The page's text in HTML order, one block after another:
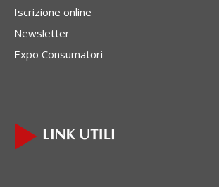
Iscrizione online
Newsletter
Expo Consumatori